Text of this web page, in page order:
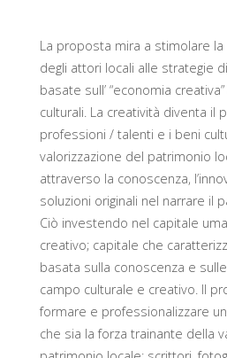
La proposta mira a stimolare
degli attori locali alle strategie
basate sull’ “economia
culturali. La creatività diventa il
professioni / talenti e i beni
valorizzazione del patrimonio
attraverso la conoscenza,
soluzioni originali nel narrare il
Ciò investendo nel capitale
creativo; capitale che
basata sulla conoscenza e
campo culturale e creativo. Il
formare e professionalizzare
che sia la forza trainante della